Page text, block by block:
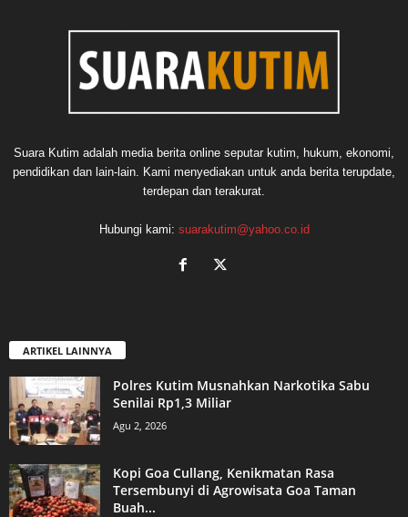
Suara Kutim adalah media berita online seputar kutim, hukum, ekonomi,
pendidikan dan lain-lain. Kami menyediakan untuk anda berita terupdate,
terdepan dan terakurat.
Hubungi kami: suarakutim@yahoo.co.id
ARTIKEL LAINNYA
Polres Kutim Musnahkan Narkotika Sabu
Senilai Rp1,3 Miliar
Agu 2, 2026
Kopi Goa Cullang, Kenikmatan Rasa
Tersembunyi di Agrowisata Goa Taman
Buah...